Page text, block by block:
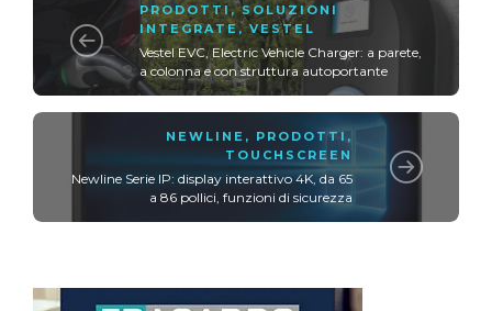
PRODOTTI,SOLUZIONI
INTEGRATE,VESTEL
Vestel EVC, Electric Vehicle Charger: a parete,
a colonna e con struttura autoportante
NEWLINE , PRODOTTI ,
TOUCHSCREEN
Newline Serie IP: display interattivo 4K, da 65
a 86 pollici, funzioni di sicurezza